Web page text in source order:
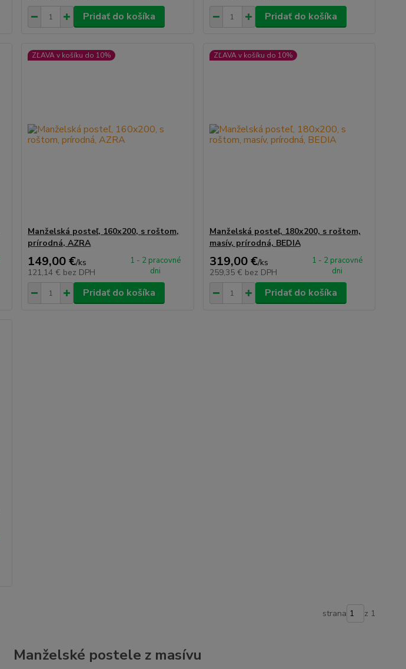
Pridať do košíka Pridať do košíka
ZĽAVA v košíku do 10%
Manželská posteľ, 160x200, s roštom,
prírodná, AZRA
149,00 €/ks
121,14 € bez DPH
1 - 2 pracovné
dni
Pridať do košíka
ZĽAVA v košíku do 10%
Manželská posteľ, 180x200, s roštom,
masív, prírodná, BEDIA
319,00 €/ks
259,35 € bez DPH
1 - 2 pracovné
dni
Pridať do košíka
strana z 1
Manželské postele z masívu